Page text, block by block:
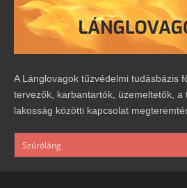
A Lánglovagok tűzvédelmi tudásbázis
tervezők, karbantartók, üzemeltetők, a
lakosság közötti kapcsolat